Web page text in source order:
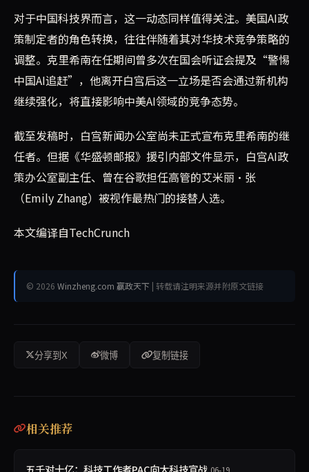
对于中国科技界而言，这一动态同样值得关注。美国AI政
策制定者的角色转换，往往伴随着其对华技术竞争策略的
调整。克里希南在任期间曾多次在国会听证会提及“警惕
中国AI追赶”，他离开白宫后这一立场是否会通过新机构
继续强化，将直接影响中美AI领域的竞争态势。
截至发稿时，白宫新闻办公室尚未正式宣布克里希南的继
任者。但据《华盛顿邮报》援引内部文件显示，白宫AI政
策办公室副主任、曾在谷歌担任高管的艾米丽·张
（Emily Zhang）被视作最热门的接替人选。
本文编译自TechCrunch
© 2026 Winzheng.com 赢政天下 | 转载请注明来源并附原文链接
分享到X 微博 复制链接
相关推荐
五千对十亿：科技工作者PAC向大科技宣战 06-19